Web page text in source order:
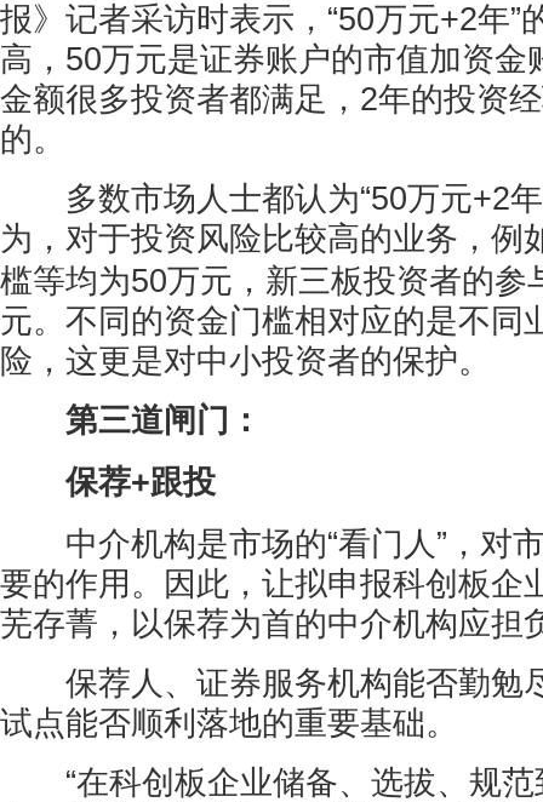
报》记者采访时表示，“50万元+2年”
高，50万元是证券账户的市值加资金
金额很多投资者都满足，2年的投资
的。
多数市场人士都认为“50万元+2年
为，对于投资风险比较高的业务，例
槛等均为50万元，新三板投资者的参
元。不同的资金门槛相对应的是不同
险，这更是对中小投资者的保护。
第三道闸门：
保荐+跟投
中介机构是市场的“看门人”，对
要的作用。因此，让拟申报科创板企
芜存菁，以保荐为首的中介机构应担
保荐人、证券服务机构能否勤勉
试点能否顺利落地的重要基础。
“在科创板企业储备、选拔、规范